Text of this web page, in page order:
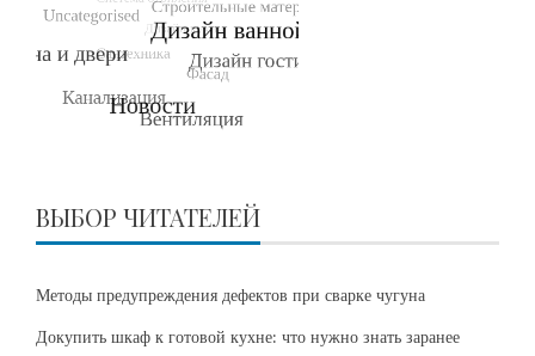
ВЫБОР ЧИТАТЕЛЕЙ
Методы предупреждения дефектов при сварке чугуна
Докупить шкаф к готовой кухне: что нужно знать заранее